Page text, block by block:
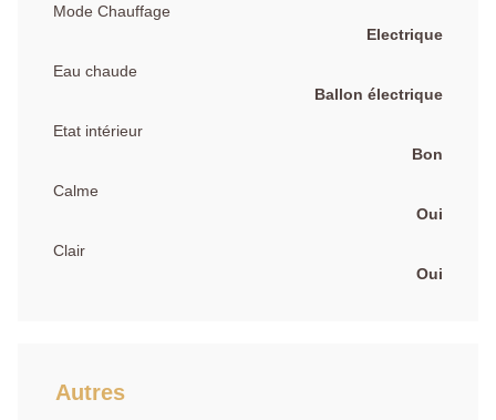
Mode Chauffage
Electrique
Eau chaude
Ballon électrique
Etat intérieur
Bon
Calme
Oui
Clair
Oui
Autres